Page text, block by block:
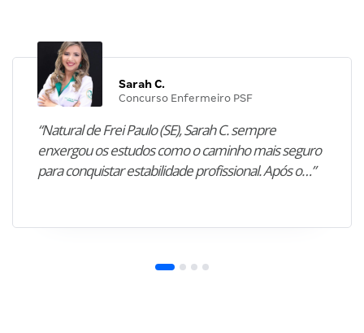
Sarah C.
Concurso Enfermeiro PSF
“Natural de Frei Paulo (SE), Sarah C. sempre
enxergou os estudos como o caminho mais seguro
para conquistar estabilidade profissional. Após o…”